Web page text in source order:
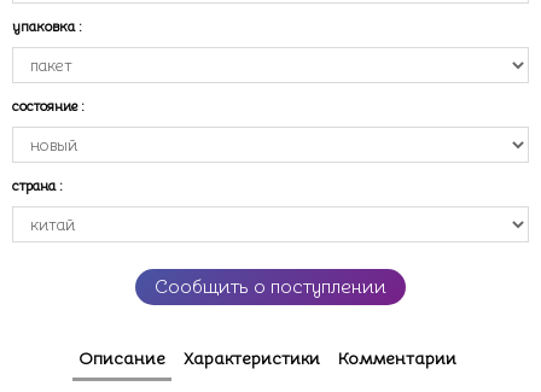
упаковка :
состояние :
страна :
Сообщить о поступлении
Описание Характеристики Комментарии